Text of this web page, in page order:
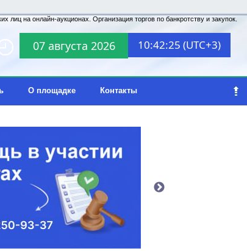
07 августа 2026 10:42:25 (UTC+3)
на онлайн-аукционах. Организация торгов по банкротству и закупок.
О площадке Контакты